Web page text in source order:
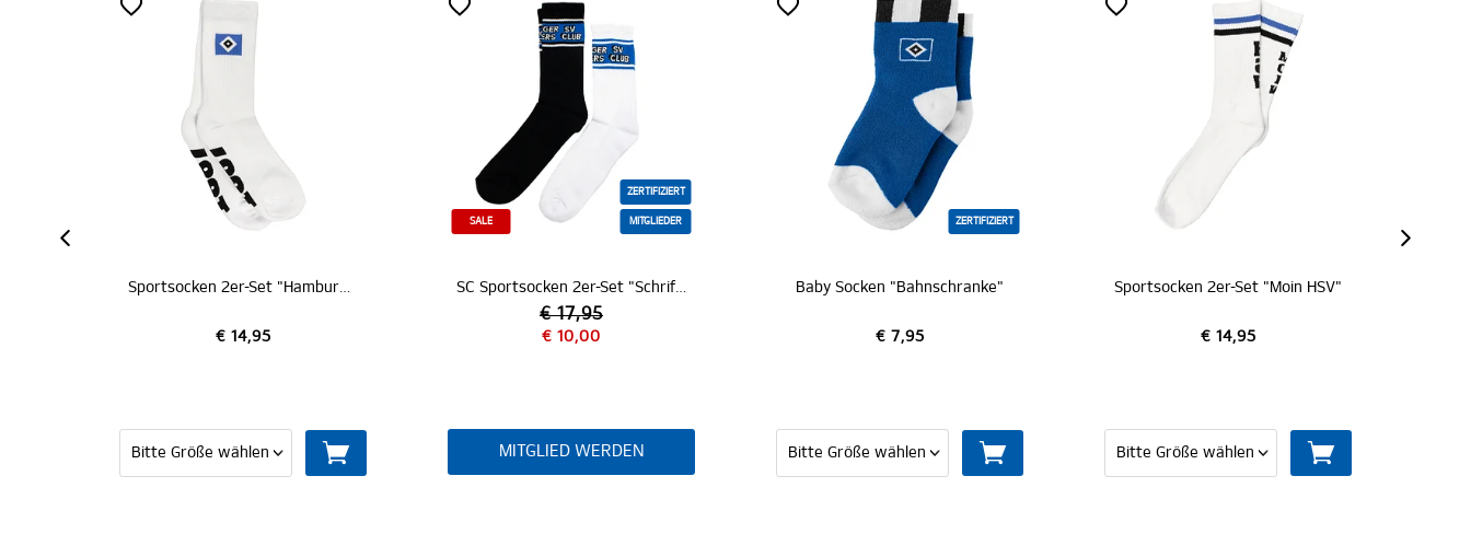
Sportsocken 2er-Set "Hamburger SV"
ZERTIFIZIERT
MITGLIEDER
SC Sportsocken 2er-Set "Schriftzug"
MITGLIED WERDEN
ZERTIFIZIERT
Baby Socken "Bahnschranke" Sportsocken 2er-Set "Moin HSV" Socken "1887 weiß-